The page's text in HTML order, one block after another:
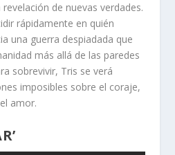
de nuevas verdades.
rápidamente en quién
una guerra despiadada que
más allá de las paredes
sobrevivir, Tris se verá
imposibles sobre el coraje,
amor.